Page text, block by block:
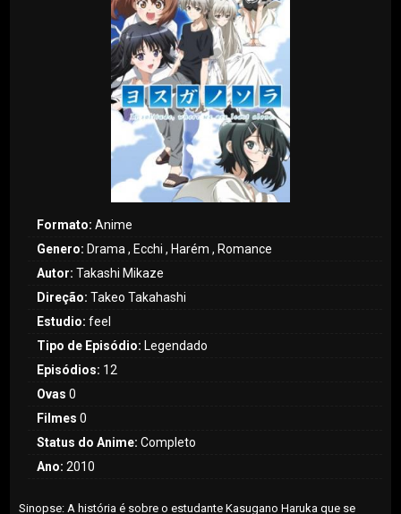
Formato: Anime
Genero: Drama , Ecchi , Harém‎ , Romance
Autor: Takashi Mikaze
Direção: Takeo Takahashi
Estudio: feel
Tipo de Episódio: Legendado
Episódios: 12
Ovas 0
Filmes 0
Status do Anime: Completo
Ano: 2010
Sinopse: A história é sobre o estudante Kasugano Haruka que se